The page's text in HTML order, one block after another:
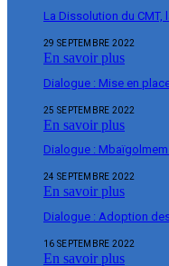
La Dissolution du
29 SEPTEMBRE 2022
En savoir plus
Dialogue : Mise en
25 SEPTEMBRE 2022
En savoir plus
Dialogue :
24 SEPTEMBRE 2022
En savoir plus
Dialogue : Adoption
16 SEPTEMBRE 2022
En savoir plus